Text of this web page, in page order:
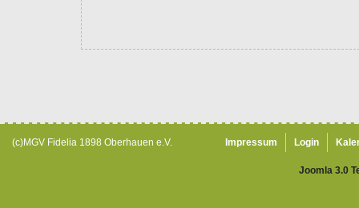
(c)MGV Fidelia 1898 Oberhauen e.V. Impressum Login
Joomla 3.0